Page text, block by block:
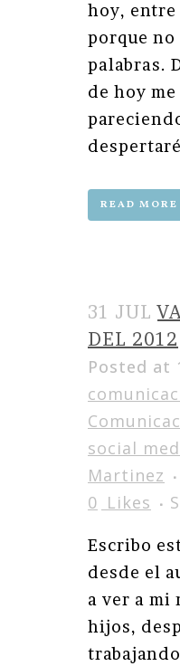
hoy, entre
porque no
palabras.
de hoy
READ MORE
31 JUL
DEL 2012
Posted at
social
Martinez
0 Likes
Escribo
desde el
a ver a mi
hijos,